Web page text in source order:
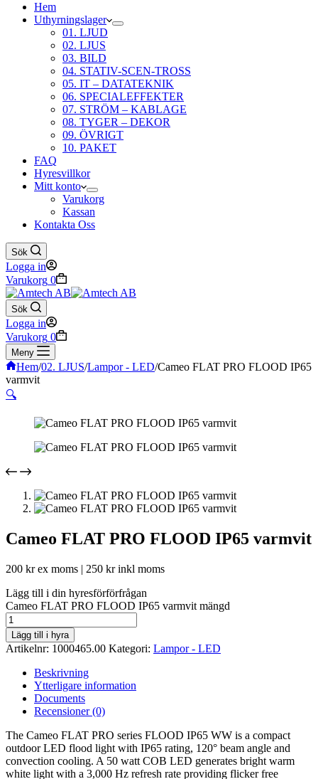
Hem
Uthyrningslager
01. LJUD
02. LJUS
03. BILD
04. STATIV-SCEN-TROSS
05. IT – DATATEKNIK
06. SPECIALEFFEKTER
07. STRÖM – KABLAGE
08. TYGER – DEKOR
09. ÖVRIGT
10. PAKET
FAQ
Hyresvillkor
Mitt konto
Varukorg
Kassan
Kontakta Oss
Sök
Logga in
Varukorg 0
Sök
Logga in
Varukorg 0
Meny
Hem/02. LJUS/Lampor - LED/Cameo FLAT PRO FLOOD IP65
varmvit
🔍
Cameo FLAT PRO FLOOD IP65 varmvit
200 krex moms | 250 krinkl moms
Lägg till i din hyresförförfrågan
Cameo FLAT PRO FLOOD IP65 varmvit mängd
Lägg till i hyra
Artikelnr: 1000465.00 Kategori: Lampor - LED
Beskrivning
Ytterligare information
Documents
Recensioner (0)
The Cameo FLAT PRO series FLOOD IP65 WW is a compact
outdoor LED flood light with IP65 rating, 120° beam angle and
convection cooling. A 50 watt COB LED generates bright warm
white light with a 3,000 Hz refresh rate providing flicker free